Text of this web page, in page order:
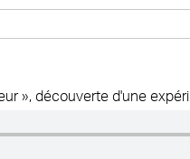
», découverte d'une